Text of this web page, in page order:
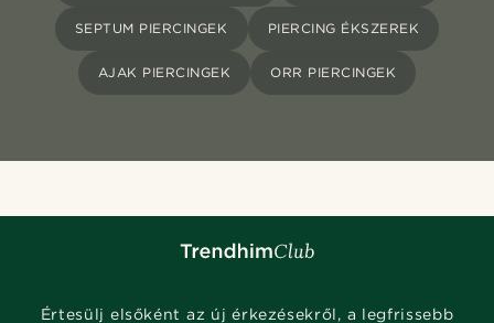
SEPTUM PIERCINGEK PIERCING ÉKSZEREK
AJAK PIERCINGEK ORR PIERCINGEK
Értesülj elsőként az új érkezésekről, a legfrissebb